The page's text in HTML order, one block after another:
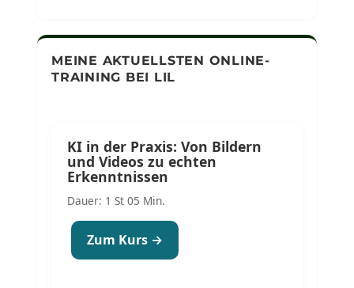
MEINE AKTUELLSTEN ONLINE-
TRAINING BEI LIL
KI in der Praxis: Von Bildern
und Videos zu echten
Erkenntnissen
Dauer: 1 St 05 Min.
Zum Kurs →